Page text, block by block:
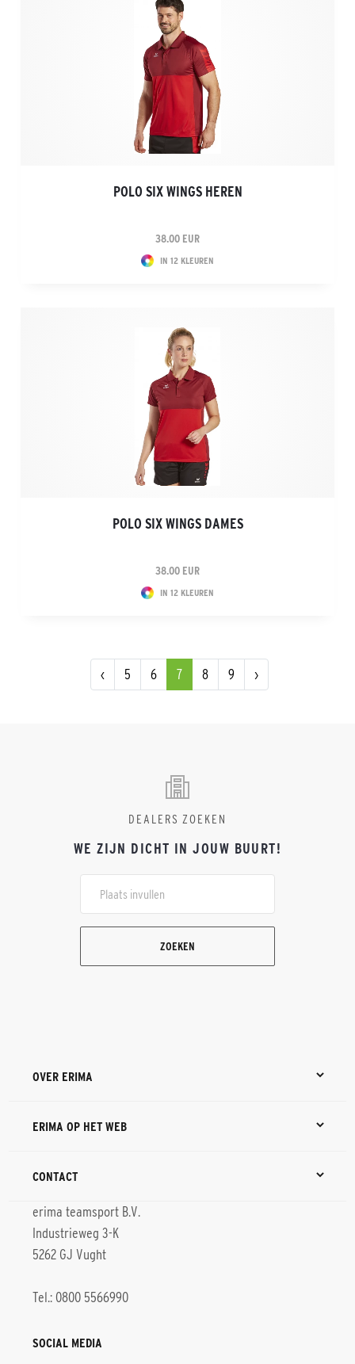
POLO SIX WINGS HEREN
38.00 EUR
IN 12 KLEUREN
POLO SIX WINGS DAMES
38.00 EUR
IN 12 KLEUREN
‹ 5 6 7 8 9 ›
DEALERS ZOEKEN
WE ZIJN DICHT IN JOUW BUURT!
ZOEKEN
OVER ERIMA
ERIMA OP HET WEB
CONTACT
erima teamsport B.V.
Industrieweg 3-K
5262 GJ Vught
Tel.: 0800 5566990
SOCIAL MEDIA